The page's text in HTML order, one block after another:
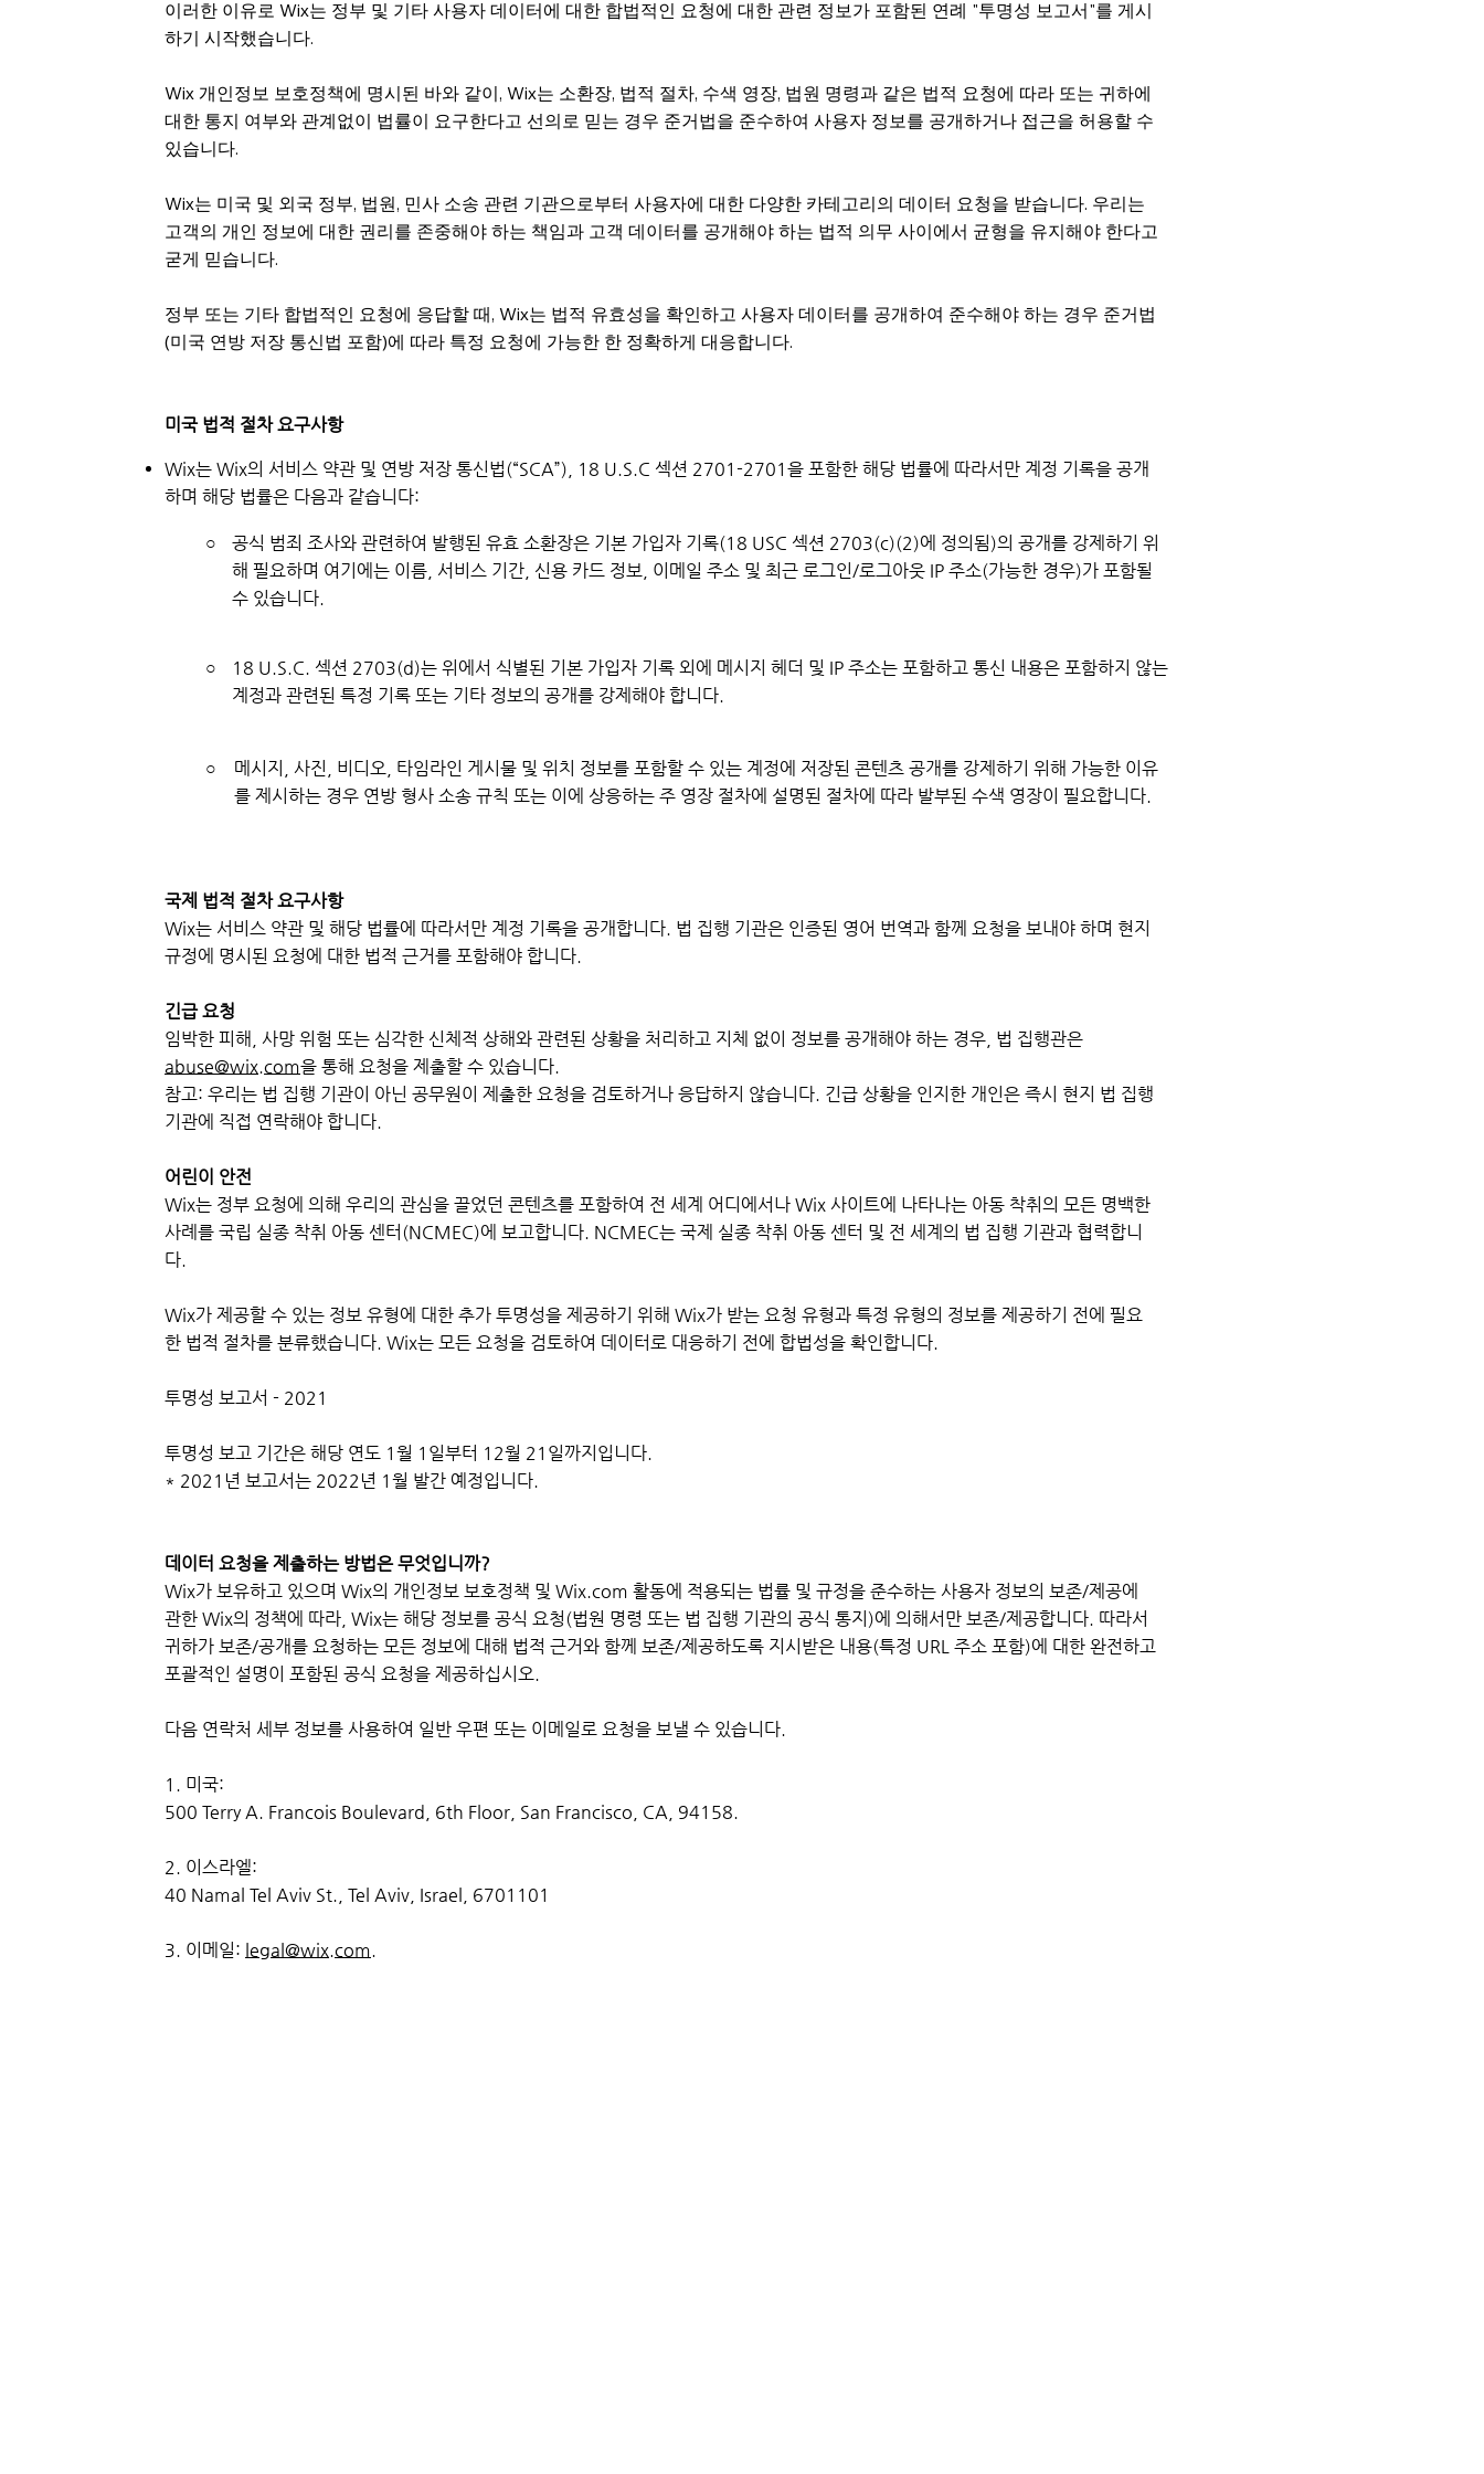
이러한 이유로 Wix는 정부 및 기타 사용자 데이터에 대한 합법적인 요청에 대한 관련 정보가 포함된 연례 "투명성 보고서"를 게시
하기 시작했습니다.
Wix 개인정보 보호정책에 명시된 바와 같이, Wix는 소환장, 법적 절차, 수색 영장, 법원 명령과 같은 법적 요청에 따라 또는 귀하에
대한 통지 여부와 관계없이 법률이 요구한다고 선의로 믿는 경우 준거법을 준수하여 사용자 정보를 공개하거나 접근을 허용할 수
있습니다.
Wix는 미국 및 외국 정부, 법원, 민사 소송 관련 기관으로부터 사용자에 대한 다양한 카테고리의 데이터 요청을 받습니다. 우리는
고객의 개인 정보에 대한 권리를 존중해야 하는 책임과 고객 데이터를 공개해야 하는 법적 의무 사이에서 균형을 유지해야 한다고
굳게 믿습니다.
정부 또는 기타 합법적인 요청에 응답할 때, Wix는 법적 유효성을 확인하고 사용자 데이터를 공개하여 준수해야 하는 경우 준거법
(미국 연방 저장 통신법 포함)에 따라 특정 요청에 가능한 한 정확하게 대응합니다.
미국 법적 절차 요구사항
Wix는 Wix의 서비스 약관 및 연방 저장 통신법(“SCA”), 18 U.S.C 섹션 2701-2701을 포함한 해당 법률에 따라서만 계정 기록을 공개
하며 해당 법률은 다음과 같습니다:
○​
공식 범죄 조사와 관련하여 발행된 유효 소환장은 기본 가입자 기록(18 USC 섹션 2703(c)(2)에 정의됨)의 공개를 강제하기 위
해 필요하며 여기에는 이름, 서비스 기간, 신용 카드 정보, 이메일 주소 및 최근 로그인/로그아웃 IP 주소(가능한 경우)가 포함될
수 있습니다.
○​
18 U.S.C. 섹션 2703(d)는 위에서 식별된 기본 가입자 기록 외에 메시지 헤더 및 IP 주소는 포함하고 통신 내용은 포함하지 않는
계정과 관련된 특정 기록 또는 기타 정보의 공개를 강제해야 합니다.
○​
메시지, 사진, 비디오, 타임라인 게시물 및 위치 정보를 포함할 수 있는 계정에 저장된 콘텐츠 공개를 강제하기 위해 가능한 이유
를 제시하는 경우 연방 형사 소송 규칙 또는 이에 상응하는 주 영장 절차에 설명된 절차에 따라 발부된 수색 영장이 필요합니다.
국제 법적 절차 요구사항
Wix는 서비스 약관 및 해당 법률에 따라서만 계정 기록을 공개합니다. 법 집행 기관은 인증된 영어 번역과 함께 요청을 보내야 하며 현지
규정에 명시된 요청에 대한 법적 근거를 포함해야 합니다.
긴급 요청
임박한 피해, 사망 위험 또는 심각한 신체적 상해와 관련된 상황을 처리하고 지체 없이 정보를 공개해야 하는 경우, 법 집행관은
abuse@wix.com을 통해 요청을 제출할 수 있습니다.
참고: 우리는 법 집행 기관이 아닌 공무원이 제출한 요청을 검토하거나 응답하지 않습니다. 긴급 상황을 인지한 개인은 즉시 현지 법 집행
기관에 직접 연락해야 합니다.
어린이 안전
Wix는 정부 요청에 의해 우리의 관심을 끌었던 콘텐츠를 포함하여 전 세계 어디에서나 Wix 사이트에 나타나는 아동 착취의 모든 명백한
사례를 국립 실종 착취 아동 센터(NCMEC)에 보고합니다. NCMEC는 국제 실종 착취 아동 센터 및 전 세계의 법 집행 기관과 협력합니
다.
Wix가 제공할 수 있는 정보 유형에 대한 추가 투명성을 제공하기 위해 Wix가 받는 요청 유형과 특정 유형의 정보를 제공하기 전에 필요
한 법적 절차를 분류했습니다. Wix는 모든 요청을 검토하여 데이터로 대응하기 전에 합법성을 확인합니다.
투명성 보고서 - 2021
투명성 보고 기간은 해당 연도 1월 1일부터 12월 21일까지입니다.
* 2021년 보고서는 2022년 1월 발간 예정입니다.
데이터 요청을 제출하는 방법은 무엇입니까?
Wix가 보유하고 있으며 Wix의 개인정보 보호정책 및 Wix.com 활동에 적용되는 법률 및 규정을 준수하는 사용자 정보의 보존/제공에
관한 Wix의 정책에 따라, Wix는 해당 정보를 공식 요청(법원 명령 또는 법 집행 기관의 공식 통지)에 의해서만 보존/제공합니다. 따라서
귀하가 보존/공개를 요청하는 모든 정보에 대해 법적 근거와 함께 보존/제공하도록 지시받은 내용(특정 URL 주소 포함)에 대한 완전하고
포괄적인 설명이 포함된 공식 요청을 제공하십시오.
다음 연락처 세부 정보를 사용하여 일반 우편 또는 이메일로 요청을 보낼 수 있습니다.
1. 미국:
500 Terry A. Francois Boulevard, 6th Floor, San Francisco, CA, 94158.
2. 이스라엘:
40 Namal Tel Aviv St., Tel Aviv, Israel, 6701101
3. 이메일: legal@wix.com.